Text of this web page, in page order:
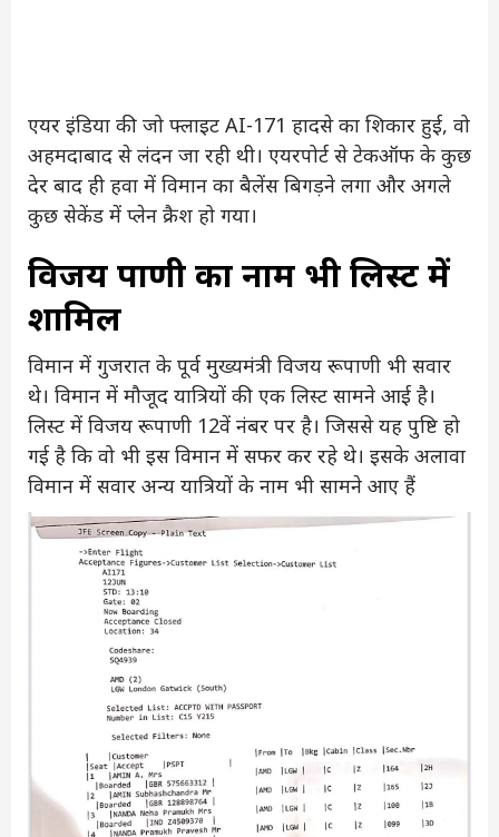
एयर इंडिया की जो फ्लाइट AI-171 हादसे का शिकार हुई, वो
अहमदाबाद से लंदन जा रही थी। एयरपोर्ट से टेकऑफ के कुछ
देर बाद ही हवा में विमान का बैलेंस बिगड़ने लगा और अगले
कुछ सेकेंड में प्लेन क्रैश हो गया।
विजय रूपाणी का नाम भी लिस्ट में
शामिल
विमान में गुजरात के पूर्व मुख्यमंत्री विजय रूपाणी भी सवार
थे। विमान में मौजूद यात्रियों की एक लिस्ट सामने आई है।
लिस्ट में विजय रूपाणी 12वें नंबर पर है। जिससे यह पुष्टि हो
गई है कि वो भी इस विमान में सफर कर रहे थे। इसके अलावा
विमान में सवार अन्य यात्रियों के नाम भी सामने आए हैं